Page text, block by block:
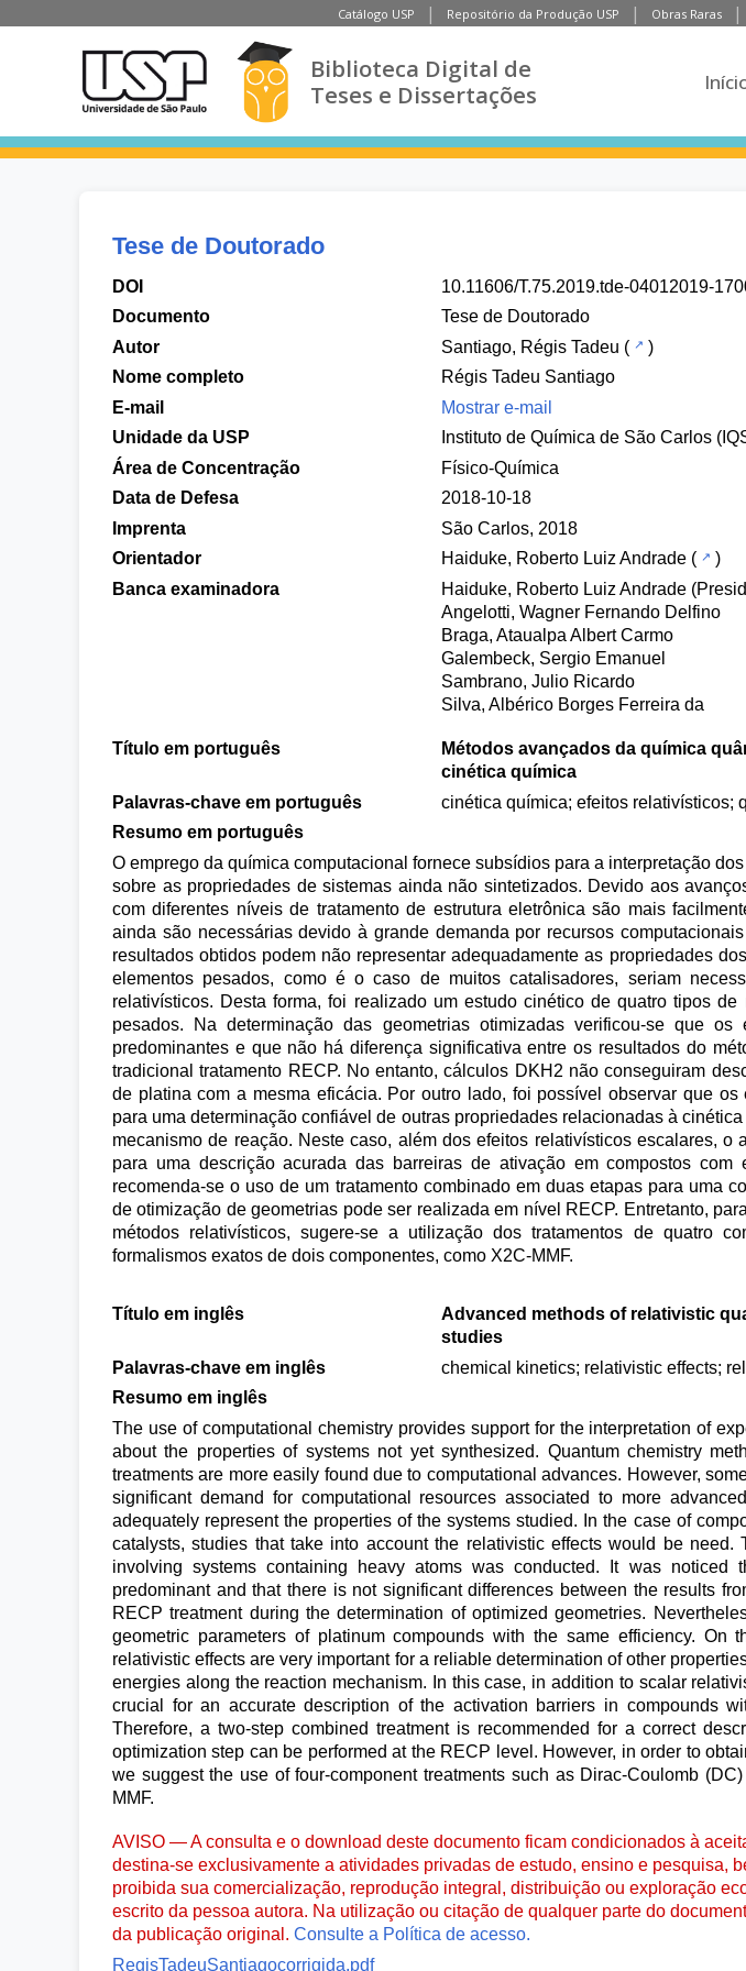
Catálogo USP Repositório da Produção USP Obras Raras
Biblioteca Digital de
Teses e Dissertações
Tese de Doutorado
DOI
10.11606/T.75.2019.tde-04012019-
Documento
Tese de Doutorado
Autor
Santiago, Régis Tadeu (
)
Nome completo
Régis Tadeu Santiago
E-mail
Mostrar e-mail
Unidade da USP
Instituto de Química de São Carlos
Área de Concentração
Físico-Química
Data de Defesa
2018-10-18
Imprenta
São Carlos, 2018
Orientador
Haiduke, Roberto Luiz Andrade (
)
Banca examinadora
Haiduke, Roberto Luiz Andrade
Angelotti, Wagner Fernando Delfino
Braga, Ataualpa Albert Carmo
Galembeck, Sergio Emanuel
Sambrano, Julio Ricardo
Silva, Albérico Borges Ferreira da
Título em português
Métodos avançados da química
cinética química
Palavras-chave em português
cinética química; efeitos relativísticos;
Resumo em português
O emprego da química computacional fornece subsídios para a interpretação
sobre as propriedades de sistemas ainda não sintetizados. Devido aos
com diferentes níveis de tratamento de estrutura eletrônica são mais
ainda são necessárias devido à grande demanda por recursos
resultados obtidos podem não representar adequadamente as propriedades
elementos pesados, como é o caso de muitos catalisadores, seriam
relativísticos. Desta forma, foi realizado um estudo cinético de quatro tipos
pesados. Na determinação das geometrias otimizadas verificou-se que os
predominantes e que não há diferença significativa entre os resultados do
tradicional tratamento RECP. No entanto, cálculos DKH2 não conseguiram
de platina com a mesma eficácia. Por outro lado, foi possível observar que
para uma determinação confiável de outras propriedades relacionadas à
mecanismo de reação. Neste caso, além dos efeitos relativísticos escalares, o
para uma descrição acurada das barreiras de ativação em compostos
recomenda-se o uso de um tratamento combinado em duas etapas para uma
de otimização de geometrias pode ser realizada em nível RECP. Entretanto,
métodos relativísticos, sugere-se a utilização dos tratamentos de quatro
formalismos exatos de dois componentes, como X2C-MMF.
Título em inglês
Advanced methods of relativistic
studies
Palavras-chave em inglês
chemical kinetics; relativistic effects;
Resumo em inglês
The use of computational chemistry provides support for the interpretation of
about the properties of systems not yet synthesized. Quantum chemistry
treatments are more easily found due to computational advances. However,
significant demand for computational resources associated to more
adequately represent the properties of the systems studied. In the case of
catalysts, studies that take into account the relativistic effects would be
involving systems containing heavy atoms was conducted. It was noticed
predominant and that there is not significant differences between the results
RECP treatment during the determination of optimized geometries.
geometric parameters of platinum compounds with the same efficiency.
relativistic effects are very important for a reliable determination of other
energies along the reaction mechanism. In this case, in addition to scalar
crucial for an accurate description of the activation barriers in compounds
Therefore, a two-step combined treatment is recommended for a correct
optimization step can be performed at the RECP level. However, in order to
we suggest the use of four-component treatments such as Dirac-Coulomb
MMF.
AVISO — A consulta e o download deste documento ficam condicionados à
destina-se exclusivamente a atividades privadas de estudo, ensino e pesquisa,
proibida sua comercialização, reprodução integral, distribuição ou exploração
escrito da pessoa autora. Na utilização ou citação de qualquer parte do
da publicação original. Consulte a Política de acesso.
RegisTadeuSantiagocorrigida.pdf